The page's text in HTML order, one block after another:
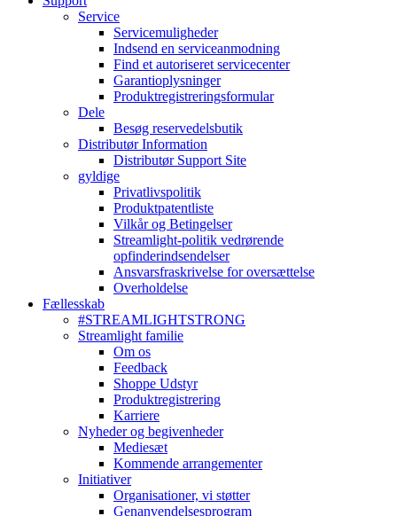
Service
Servicemuligheder
Indsend en serviceanmodning
Find et autoriseret servicecenter
Garantioplysninger
Produktregistreringsformular
Dele
Besøg reservedelsbutik
Distributør Information
Distributør Support Site
gyldige
Privatlivspolitik
Produktpatentliste
Vilkår og Betingelser
Streamlight-politik vedrørende
opfinderindsendelser
Ansvarsfraskrivelse for oversættelse
Overholdelse
Fællesskab
#STREAMLIGHTSTRONG
Streamlight familie
Om os
Feedback
Shoppe Udstyr
Produktregistrering
Karriere
Nyheder og begivenheder
Mediesæt
Kommende arrangementer
Initiativer
Organisationer, vi støtter
Genanvendelsesprogram